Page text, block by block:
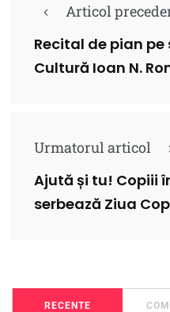
Articol
Recital de pian
Cultură Ioan N.
Urmatorul articol
Ajută și tu! Copiii
serbează Ziua
RECENTE